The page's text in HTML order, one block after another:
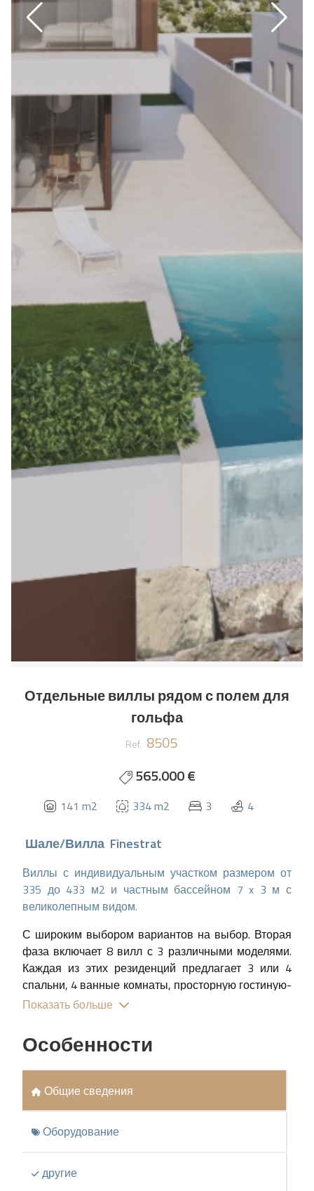
Отдельные виллы рядом с полем для
гольфа
Ref. 8505
565.000 €
141 m2 334 m2 3 4
Шале/Вилла Finestrat
Виллы с индивидуальным участком размером от
335 до 433 м2 и частным бассейном 7 x 3 м с
великолепным видом.
С широким выбором вариантов на выбор. Вторая
фаза включает 8 вилл с 3 различными моделями.
Каждая из этих резиденций предлагает 3 или 4
спальни, 4 ванные комнаты, просторную гостиную-
столовую и полностью интегрированную кухню с
А для тех, кто желает еще больше пространства,
настроить вашу жилую площадь.
Все расположены на просторных участках,
которые включают частный бассейн и сад,
архитекторами и инженерами для максимизации
Показать больше
Особенности
Общие сведения
Оборудование
другие